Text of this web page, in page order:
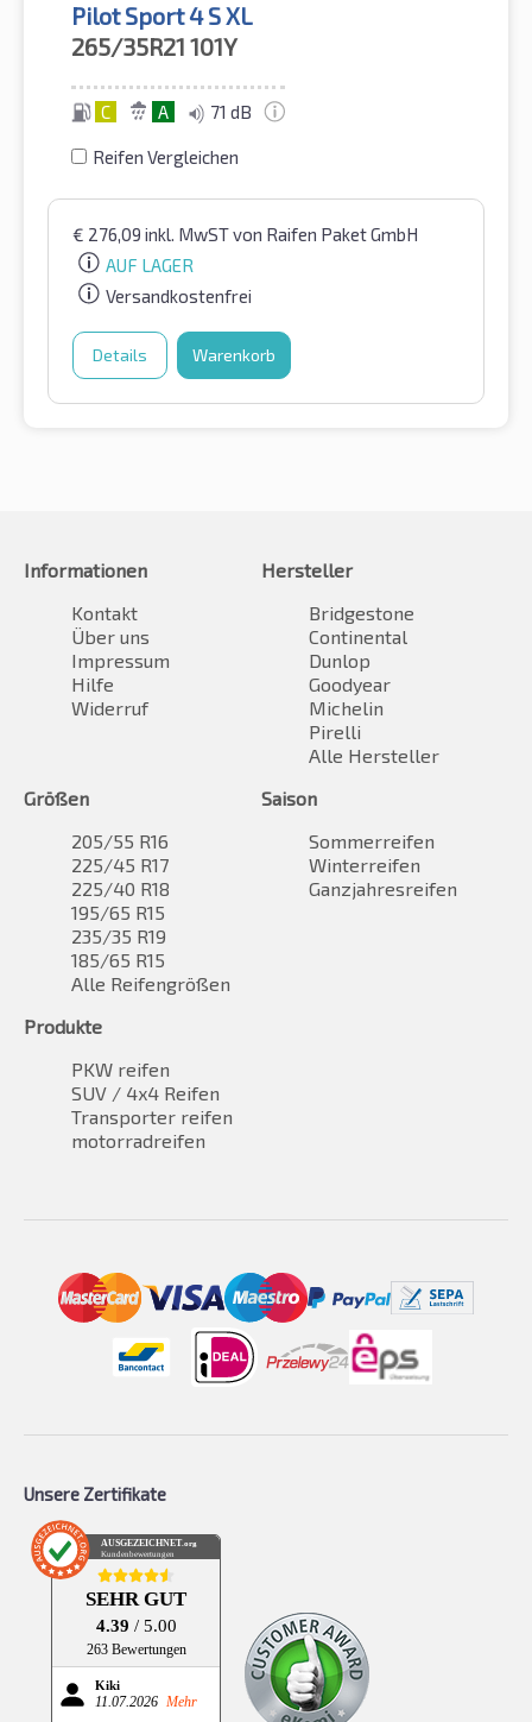
Pilot Sport 4 S XL
265/35R21 101Y
C A 71 dB
Reifen Vergleichen
€ 276,09 inkl. MwSTvon Raifen Paket GmbH
AUF LAGER
Versandkostenfrei
Details Warenkorb
Informationen
Kontakt
Über uns
Impressum
Hilfe
Widerruf
Hersteller
Bridgestone
Continental
Dunlop
Goodyear
Michelin
Pirelli
Alle Hersteller
Größen
205/55 R16
225/45 R17
225/40 R18
195/65 R15
235/35 R19
185/65 R15
Alle Reifengrößen
Saison
Sommerreifen
Winterreifen
Ganzjahresreifen
Produkte
PKW reifen
SUV / 4x4 Reifen
Transporter reifen
motorradreifen
Unsere Zertifikate
AUSGEZEICHNET.org
Kundenbewertungen
SEHR GUT
4.39 / 5.00
263 Bewertungen
Kiki
11.07.2026 Mehr